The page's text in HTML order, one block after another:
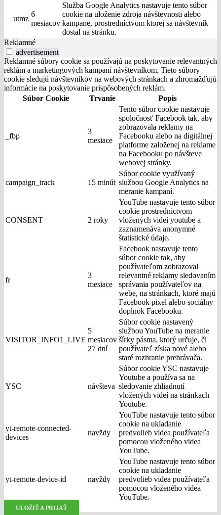
__utmz
6
mesiacov
Služba Google Analytics nastavuje tento súbor
cookie na uloženie zdroja návštevnosti alebo
kampane, prostredníctvom ktorej sa návštevník
dostal na stránku.
Reklamné
advertisement
Reklamné súbory cookie sa používajú na poskytovanie relevantných
reklám a marketingových kampaní návštevníkom. Tieto súbory
cookie sledujú návštevníkov na webových stránkach a zhromažďujú
informácie na poskytovanie prispôsobených reklám.
Súbor Cookie
Trvanie Popis
_fbp
3
mesiace
Tento súbor cookie nastavuje
spoločnosť Facebook tak, aby
zobrazovala reklamy na
Facebooku alebo na digitálnej
platforme založenej na reklame
na Facebooku po návšteve
webovej stránky.
campaign_track 15 minút
Súbor cookie využívaný
službou Google Analytics na
meranie kampaní.
CONSENT 2 roky
YouTube nastavuje tento súbor
cookie prostredníctvom
vložených videí youtube a
zaznamenáva anonymné
štatistické údaje.
fr
3
mesiace
Facebook nastavuje tento
súbor cookie tak, aby
používateľom zobrazoval
relevantné reklamy sledovaním
správania používateľov na
webe, na stránkach, ktoré majú
Facebook pixel alebo sociálny
doplnok Facebooku.
VISITOR_INFO1_LIVE
5
mesiacov
27 dní
Súbor cookie nastavený
službou YouTube na meranie
šírky pásma, ktorý určuje, či
používateľ získa nové alebo
staré rozhranie prehrávača.
YSC návšteva
Súbor cookie YSC nastavuje
Youtube a používa sa na
sledovanie zhliadnutí
vložených videí na stránkach
Youtube.
yt-remote-connected-
devices
navždy
YouTube nastavuje tento súbor
cookie na ukladanie
predvolieb videa používateľa
pomocou vloženého videa
YouTube.
yt-remote-device-id navždy
YouTube nastavuje tento súbor
cookie na ukladanie
predvolieb videa používateľa
pomocou vloženého videa
YouTube.
ULOŽIŤ A PRIJAŤ